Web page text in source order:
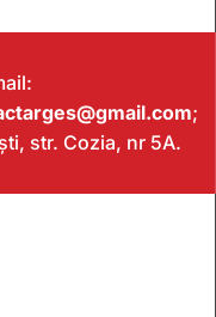
;
str. Cozia, nr 5A.